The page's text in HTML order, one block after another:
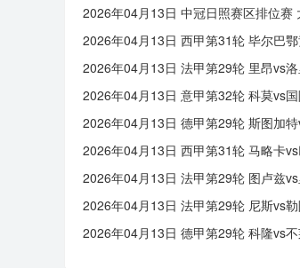
2026年04月13日 中冠日照赛区排位赛
2026年04月13日 西甲第31轮 毕尔巴
2026年04月13日 法甲第29轮 里昂vs
2026年04月13日 意甲第32轮 科莫vs
2026年04月13日 德甲第29轮 斯图加
2026年04月13日 西甲第31轮 马略卡
2026年04月13日 法甲第29轮 图卢兹
2026年04月13日 法甲第29轮 尼斯vs
2026年04月13日 德甲第29轮 科隆vs